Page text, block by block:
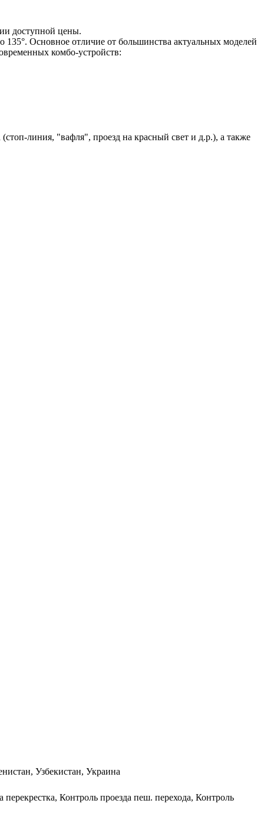
доступной цены.
Основное отличие от большинства актуальных моделей
комбо-устройств:
линия, "вафля", проезд на красный свет и д.р.), а также
Узбекистан, Украина
Контроль проезда пеш. перехода, Контроль